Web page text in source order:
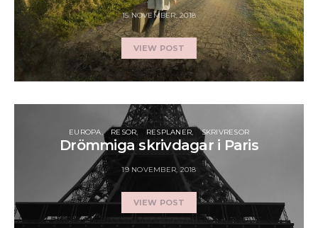
15 NOVEMBER, 2018
VIEW POST
EUROPA RESOR RESPLANER SKRIVRESOR
Drömmiga skrivdagar i Paris
19 NOVEMBER, 2018
VIEW POST